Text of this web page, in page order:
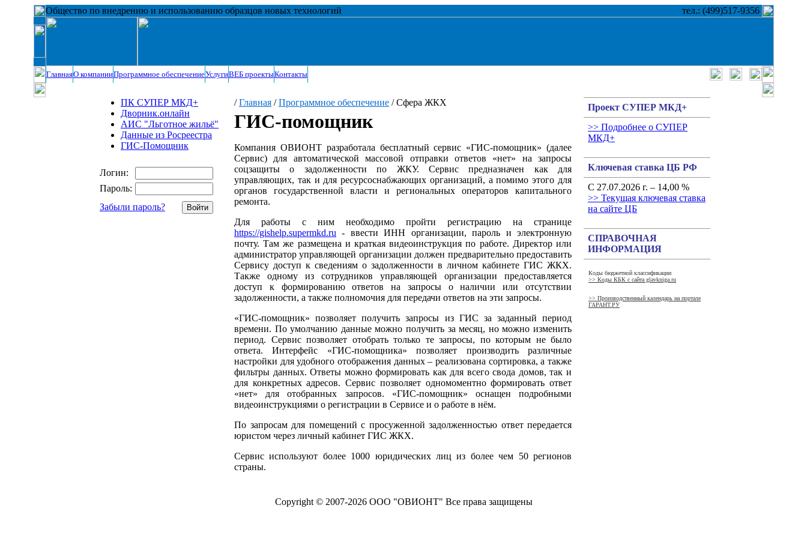
Общество по внедрению и использованию образцов новых технологий тел.: (499)517-9356
ГлавнаяО компанииПрограммное обеспечениеУслугиВЕБ проектыКонтакты
ПК СУПЕР МКД+
Дворник.онлайн
АИС "Льготное жильё"
Данные из Росреестра
ГИС-Помощник
Логин:
Пароль:
Забыли пароль?
/Главная /Программное обеспечение / Сфера ЖКХ
ГИС-помощник
Компания ОВИОНТ разработала бесплатный сервис «ГИС-помощник» (далее
Сервис) для автоматической массовой отправки ответов «нет» на запросы
соцзащиты о задолженности по ЖКУ. Сервис предназначен как для
управляющих, так и для ресурсоснабжающих организаций, а помимо этого для
органов государственной власти и региональных операторов капитального
ремонта.
Для работы с ним необходимо пройти регистрацию на странице
https://gishelp.supermkd.ru - ввести ИНН организации, пароль и электронную
почту. Там же размещена и краткая видеоинструкция по работе. Директор или
администратор управляющей организации должен предварительно предоставить
Сервису доступ к сведениям о задолженности в личном кабинете ГИС ЖКХ.
Также одному из сотрудников управляющей организации предоставляется
доступ к формированию ответов на запросы о наличии или отсутствии
задолженности, а также полномочия для передачи ответов на эти запросы.
«ГИС-помощник» позволяет получить запросы из ГИС за заданный период
времени. По умолчанию данные можно получить за месяц, но можно изменить
период. Сервис позволяет отобрать только те запросы, по которым не было
ответа. Интерфейс «ГИС-помощника» позволяет производить различные
настройки для удобного отображения данных – реализована сортировка, а также
фильтры данных. Ответы можно формировать как для всего свода домов, так и
для конкретных адресов. Сервис позволяет одномоментно формировать ответ
«нет» для отобранных запросов. «ГИС-помощник» оснащен подробными
видеоинструкциями о регистрации в Сервисе и о работе в нём.
По запросам для помещений с просуженной задолженностью ответ передается
юристом через личный кабинет ГИС ЖКХ.
Сервис используют более 1000 юридических лиц из более чем 50 регионов
страны.
Проект СУПЕР МКД+
>> Подробнее о СУПЕР
МКД+
Ключевая ставка ЦБ РФ
С 27.07.2026 г. – 14,00 %
>> Текущая ключевая ставка
на сайте ЦБ
СПРАВОЧНАЯ
ИНФОРМАЦИЯ
Коды бюджетной классификации
>> Коды КБК с сайта glavkniga.ru
>> Производственный календарь на портале
ГАРАНТ.РУ
Copyright © 2007-2026 ООО "ОВИОНТ" Все права защищены